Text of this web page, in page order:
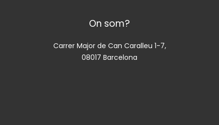
On som?
Carrer Major de Can Caralleu 1-7,
08017 Barcelona